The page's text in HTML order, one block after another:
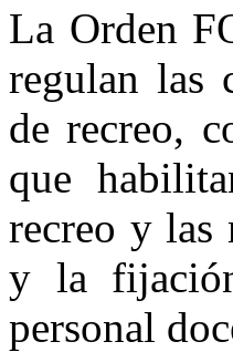
La Orden
regulan las
de recreo,
que
recreo y las
y la
personal